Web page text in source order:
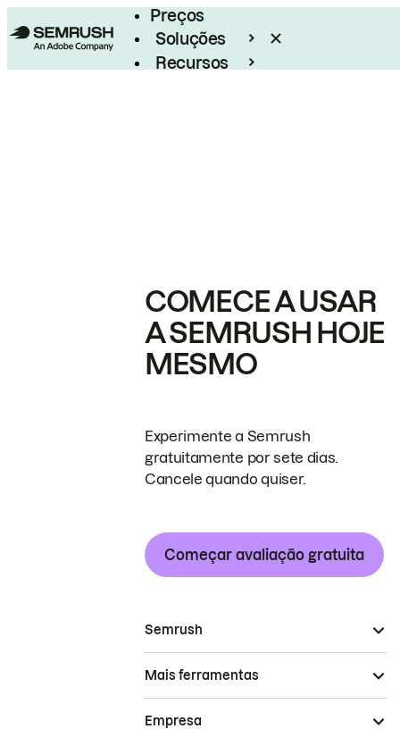
Preços
Soluções
Recursos
COMECE A USAR
A SEMRUSH HOJE
MESMO
Experimente a Semrush
gratuitamente por sete dias.
Cancele quando quiser.
Começar avaliação gratuita
Semrush
Mais ferramentas
Empresa